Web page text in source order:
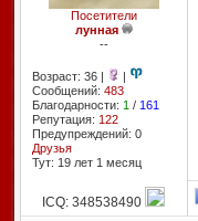
Посетители
лунная
--
Возраст: 36 |
|
Сообщений: 483
Благодарности: 1 / 161
Репутация: 122
Предупреждений: 0
Друзья
Тут: 19 лет 1 месяц
ICQ: 348538490